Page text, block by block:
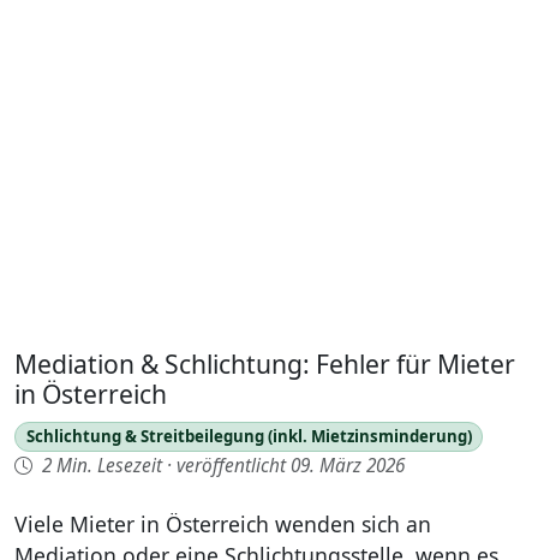
Mediation & Schlichtung: Fehler für Mieter
in Österreich
Schlichtung & Streitbeilegung (inkl. Mietzinsminderung)
2 Min. Lesezeit · veröffentlicht 09. März 2026
Viele Mieter in Österreich wenden sich an